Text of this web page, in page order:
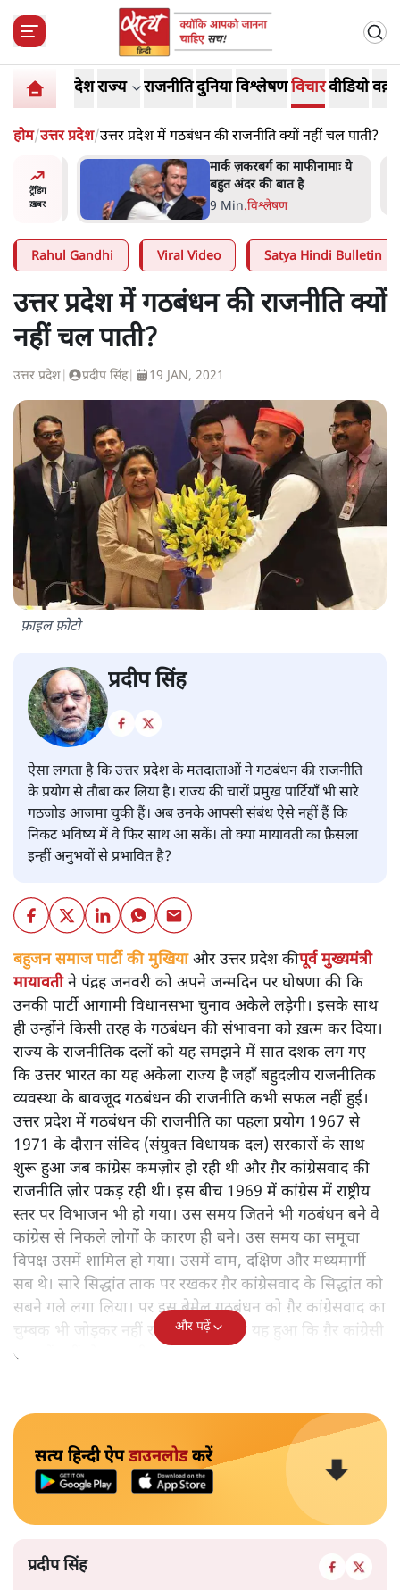
देशराज्य राजनीतिदुनियाविश्लेषणविचारवीडियो
होम/उत्तर प्रदेश/उत्तर प्रदेश में गठबंधन की राजनीति क्यों नहीं चल पाती?
ट्रेंडिंग
ख़बर
भागवत
मार्क ज़करबर्ग का माफीनामाः ये
बहुत अंदर की बात है
9 Min.विश्लेषण
Rahul Gandhi Viral Video Satya Hindi Bulletin
उत्तर प्रदेश में गठबंधन की राजनीति क्यों
नहीं चल पाती?
उत्तर प्रदेश प्रदीप सिंह| 19 JAN, 2021
फ़ाइल फ़ोटो
प्रदीप सिंह
ऐसा लगता है कि उत्तर प्रदेश के मतदाताओं ने गठबंधन की राजनीति
के प्रयोग से तौबा कर लिया है। राज्य की चारों प्रमुख पार्टियाँ भी सारे
गठजोड़ आजमा चुकी हैं। अब उनके आपसी संबंध ऐसे नहीं हैं कि
निकट भविष्य में वे फिर साथ आ सकें। तो क्या मायावती का फ़ैसला
इन्हीं अनुभवों से प्रभावित है?
बहुजन समाज पार्टी की मुखियाऔर उत्तर प्रदेश कीपूर्व मुख्यमंत्री
मायावतीने पंद्रह जनवरी को अपने जन्मदिन पर घोषणा की कि
उनकी पार्टी आगामी विधानसभा चुनाव अकेले लड़ेगी। इसके साथ
ही उन्होंने किसी तरह के गठबंधन की संभावना को ख़त्म कर दिया।
राज्य के राजनीतिक दलों को यह समझने में सात दशक लग गए
कि उत्तर भारत का यह अकेला राज्य है जहाँ बहुदलीय राजनीतिक
व्यवस्था के बावजूद गठबंधन की राजनीति कभी सफल नहीं हुई।
उत्तर प्रदेश में गठबंधन की राजनीति का पहला प्रयोग 1967 से
1971 के दौरान संविद (संयुक्त विधायक दल) सरकारों के साथ
शुरू हुआ जब कांग्रेस कमज़ोर हो रही थी और ग़ैर कांग्रेसवाद की
राजनीति ज़ोर पकड़ रही थी। इस बीच 1969 में कांग्रेस में राष्ट्रीय
स्तर पर विभाजन भी हो गया। उस समय जितने भी गठबंधन बने वे
कांग्रेस से निकले लोगों के कारण ही बने। उस समय का समूचा
विपक्ष उसमें शामिल हो गया। उसमें वाम, दक्षिण और मध्यमार्गी
सब थे। सारे सिद्धांत ताक पर रखकर ग़ैर कांग्रेसवाद के सिद्धांत को
सबने गले लगा लिया। पर इस बेमेल गठबंधन को ग़ैर कांग्रेसवाद का
चुम्बक भी जोड़कर नहीं रख सका। नतीजा यह हुआ कि ग़ैर कांग्रेसी
सरकारें बनीं तो पर चली नहीं।
और पढ़ें
सत्य हिन्दी ऐपडाउनलोडकरें
प्रदीप सिंह